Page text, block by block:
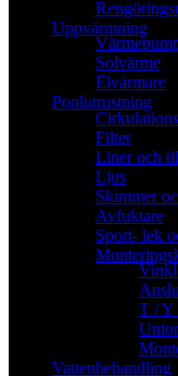
Uppvärmning
Solvärme
Elvärmare
Poolutrustning
Filter
Liner och
Ljus
Skimmer
Avfuktare
Sport- lek
T / Y
Vattenbehandling